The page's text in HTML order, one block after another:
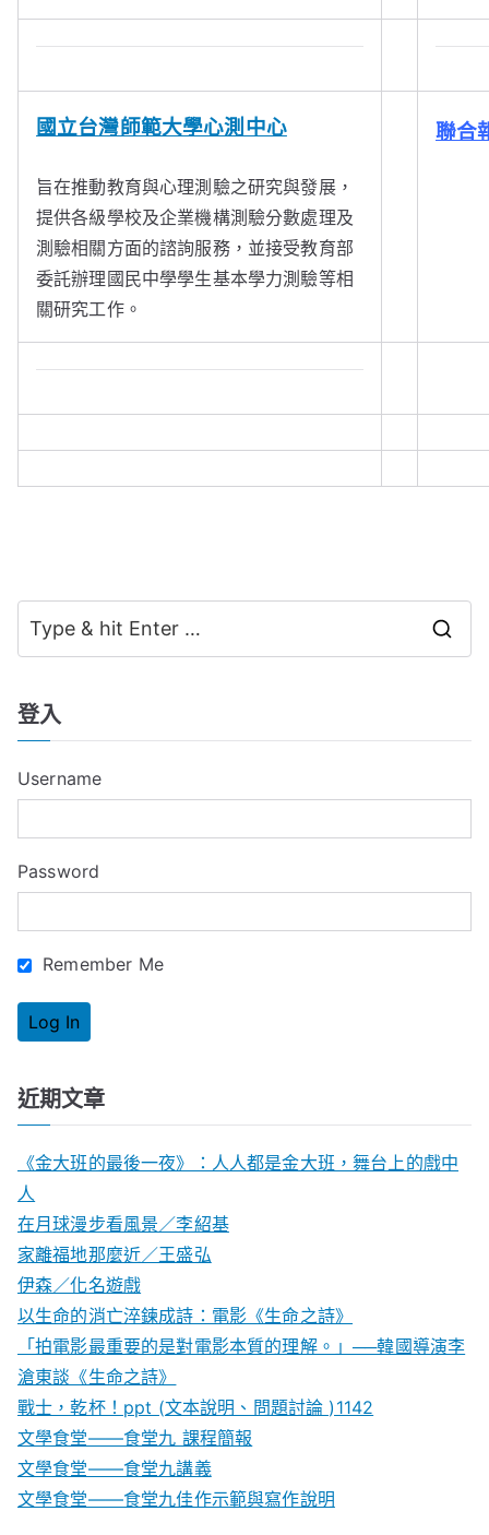
國立台灣師範大學心測中心
旨在推動教育與心理測驗之研究與發展，
提供各級學校及企業機構測驗分數處理及
測驗相關方面的諮詢服務，並接受教育部
委託辦理國民中學學生基本學力測驗等相
關研究工作。
聯合
h
r
登入
Username
Password
Remember Me
近期文章
《金大班的最後一夜》：人人都是金大班，舞台上的戲中
人
在月球漫步看風景／李紹基
家離福地那麼近／王盛弘
伊森／化名遊戲
以生命的消亡淬鍊成詩：電影《生命之詩》
「拍電影最重要的是對電影本質的理解。」──韓國導演李
滄東談《生命之詩》
戰士，乾杯！ppt (文本說明、問題討論 )1142
文學食堂——食堂九 課程簡報
文學食堂――食堂九講義
文學食堂——食堂九佳作示範與寫作說明